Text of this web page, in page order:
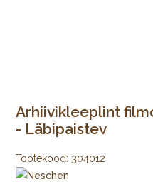
Arhiivikleeplint
- Läbipaistev
Tootekood: 304012